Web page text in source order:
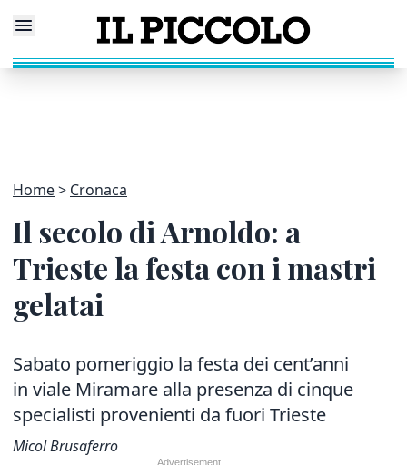
Home Cronaca
Il secolo di Arnoldo: a
Trieste la festa con i mastri
gelatai
Sabato pomeriggio la festa dei cent’anni
in viale Miramare alla presenza di cinque
specialisti provenienti da fuori Trieste
Micol Brusaferro